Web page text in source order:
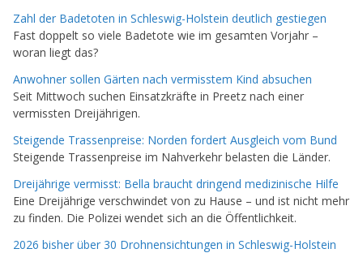
Zahl der Badetoten in Schleswig-Holstein deutlich gestiegen
Fast doppelt so viele Badetote wie im gesamten Vorjahr –
woran liegt das?
Anwohner sollen Gärten nach vermisstem Kind absuchen
Seit Mittwoch suchen Einsatzkräfte in Preetz nach einer
vermissten Dreijährigen.
Steigende Trassenpreise: Norden fordert Ausgleich vom Bund
Steigende Trassenpreise im Nahverkehr belasten die Länder.
Dreijährige vermisst: Bella braucht dringend medizinische Hilfe
Eine Dreijährige verschwindet von zu Hause – und ist nicht mehr
zu finden. Die Polizei wendet sich an die Öffentlichkeit.
2026 bisher über 30 Drohnensichtungen in Schleswig-Holstein